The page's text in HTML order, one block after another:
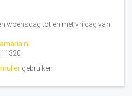
woensdag tot en met vrijdag van
gebruiken.